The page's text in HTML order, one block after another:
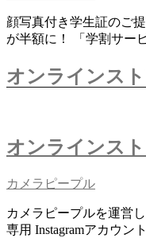
顔写真付き学生証のご
が半額に！ 「学割サー
オンラインス
オンラインス
カメラピープル
カメラピープルを運営
専用 Instagramアカウン